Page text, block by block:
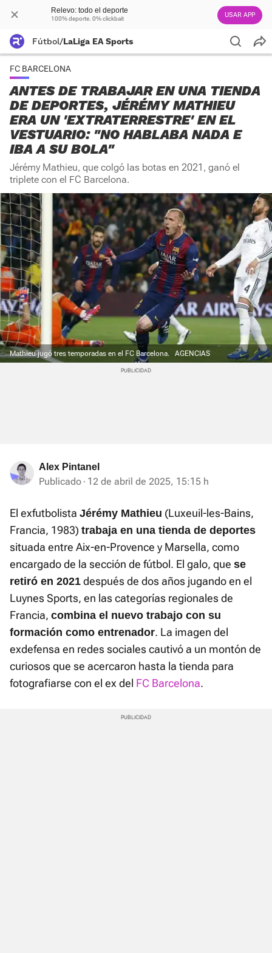
Relevo: todo el deporte
100% deporte. 0% clickbait USAR APP
Fútbol/LaLiga EA Sports
FC BARCELONA
ANTES DE TRABAJAR EN UNA TIENDA
DE DEPORTES, JÉRÉMY MATHIEU
ERA UN 'EXTRATERRESTRE' EN EL
VESTUARIO: "NO HABLABA NADA E
IBA A SU BOLA"
Jérémy Mathieu, que colgó las botas en 2021, ganó el
triplete con el FC Barcelona.
Mathieu jugó tres temporadas en el FC Barcelona. AGENCIAS
Alex Pintanel
Publicado 12 de abril de 2025, 15:15 h
El exfutbolista Jérémy Mathieu (Luxeuil-les-Bains,
Francia, 1983) trabaja en una tienda de deportes
situada entre Aix-en-Provence y Marsella, como
encargado de la sección de fútbol. El galo, que se
retiró en 2021 después de dos años jugando en el
Luynes Sports, en las categorías regionales de
Francia, combina el nuevo trabajo con su
formación como entrenador. La imagen del
exdefensa en redes sociales cautivó a un montón de
curiosos que se acercaron hasta la tienda para
fotografiarse con el ex del FC Barcelona.